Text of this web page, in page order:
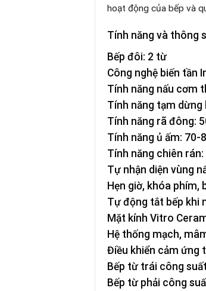
hoạt động của bếp và
Tính năng và thông
Bếp đôi: 2 từ
Công nghệ biến tần
Tính năng nấu cơm
Tính năng tạm dừng
Tính năng rã đông:
Tính năng ủ ấm: 70-
Tính năng chiên
Tự nhận diện vùng
Hẹn giờ, khóa phím,
Tự động tắt bếp khi
Mặt kính Vitro
Hệ thống mạch,
Điều khiển cảm ứng
Bếp từ trái công
Bếp từ phải công